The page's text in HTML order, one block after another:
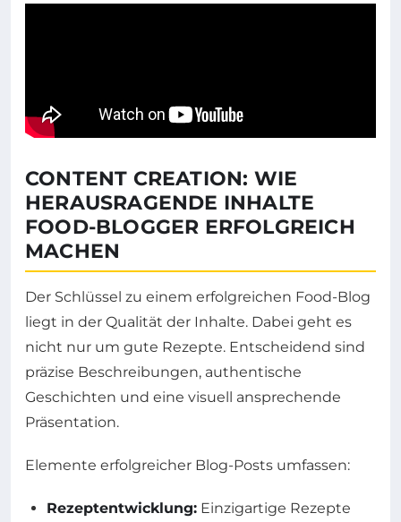
CONTENT CREATION: WIE
HERAUSRAGENDE INHALTE
FOOD-BLOGGER ERFOLGREICH
MACHEN
Der Schlüssel zu einem erfolgreichen Food-Blog
liegt in der Qualität der Inhalte. Dabei geht es
nicht nur um gute Rezepte. Entscheidend sind
präzise Beschreibungen, authentische
Geschichten und eine visuell ansprechende
Präsentation.
Elemente erfolgreicher Blog-Posts umfassen:
Rezeptentwicklung: Einzigartige Rezepte